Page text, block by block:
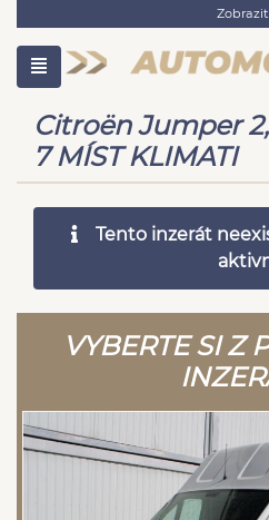
Citroën Jumper
7 MÍST KLIMATI
Tento inzerát
VYBERTE SI Z